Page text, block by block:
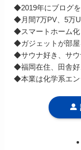
◆2019年にブログ
◆月間7万PV、5万
◆スマートホーム
◆ガジェットが部屋
◆サウナ好き、サ
◆福岡在住、田舎好
◆本業は化学系エン